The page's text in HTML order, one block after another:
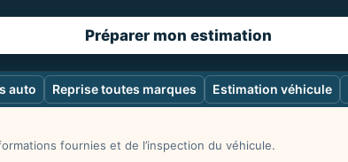
Préparer mon estimation
auto Reprise toutes marques Estimation véhicule
fournies et de l’inspection du véhicule.